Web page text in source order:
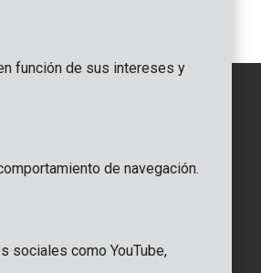
+32 (0)3 292 92 90
función de sus intereses y
de navegación.
sociales como YouTube,